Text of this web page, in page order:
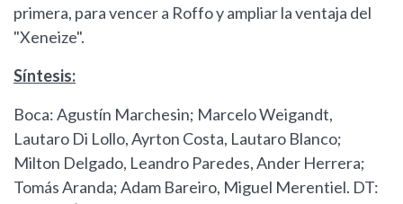
primera, para vencer a Roffo y ampliar la ventaja del
"Xeneize".
Síntesis:
Boca: Agustín Marchesin; Marcelo Weigandt,
Lautaro Di Lollo, Ayrton Costa, Lautaro Blanco;
Milton Delgado, Leandro Paredes, Ander Herrera;
Tomás Aranda; Adam Bareiro, Miguel Merentiel. DT: